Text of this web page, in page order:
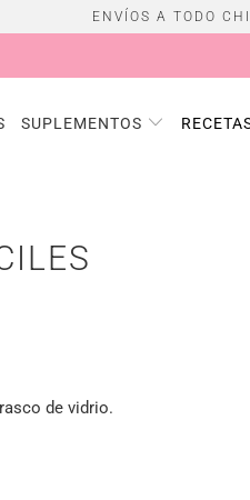
ENVÍOS A TODO
SUPLEMENTOS
de vidrio.